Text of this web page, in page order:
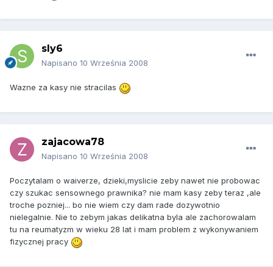
sly6
Napisano 10 Września 2008
Wazne za kasy nie stracilas
zajacowa78
Napisano 10 Września 2008
Poczytalam o waiverze, dzieki,myslicie zeby nawet nie probowac
czy szukac sensownego prawnika? nie mam kasy zeby teraz ,ale
troche pozniej... bo nie wiem czy dam rade dozywotnio
nielegalnie. Nie to zebym jakas delikatna byla ale zachorowalam
tu na reumatyzm w wieku 28 lat i mam problem z wykonywaniem
fizycznej pracy